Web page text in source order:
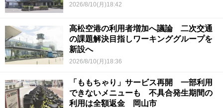
2026/8/10(月)18:42
高松空港の利用者増加へ議論 二次交通
の課題解決目指しワーキンググループを
新設へ
2026/8/10(月)18:36
「ももちゃり」サービス再開 一部利用
できないメニューも 不具合発生期間の
利用は全額返金 岡山市